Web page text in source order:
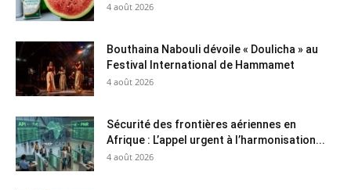
4 août 2026
Bouthaina Nabouli dévoile « Doulicha » au
Festival International de Hammamet
4 août 2026
Sécurité des frontières aériennes en
Afrique : L’appel urgent à l’harmonisation...
4 août 2026